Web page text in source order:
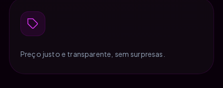
Preço justo e transparente, sem surpresas.